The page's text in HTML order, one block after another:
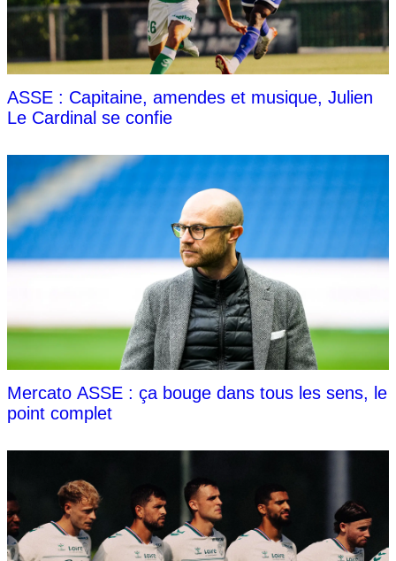
ASSE : Capitaine, amendes et musique, Julien
Le Cardinal se confie
Mercato ASSE : ça bouge dans tous les sens, le
point complet